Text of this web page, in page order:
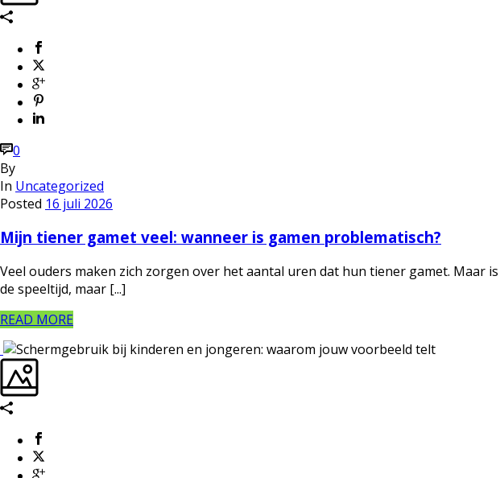
0
By
In Uncategorized
Posted 16 juli 2026
Mijn tiener gamet veel: wanneer is gamen problematisch?
Veel ouders maken zich zorgen over het aantal uren dat hun tiener gamet.
de speeltijd, maar [...]
READ MORE